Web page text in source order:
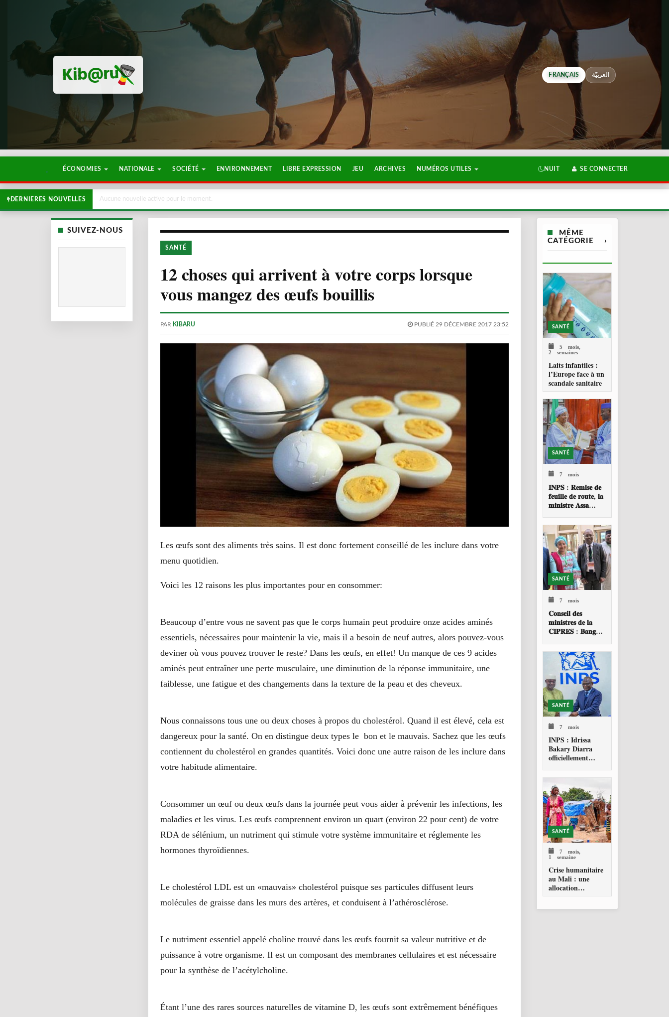
FRANÇAIS العربيّة
ÉCONOMIES NATIONALE SOCIÉTÉ ENVIRONNEMENT LIBRE EXPRESSION JEU ARCHIVES NUMÉROS UTILES NUIT SE CONNECTER
DERNIERES NOUVELLES Aucune nouvelle active pour le moment.
SUIVEZ-NOUS
SANTÉ
12 choses qui arrivent à votre corps lorsque
vous mangez des œufs bouillis
PAR KIBARU PUBLIÉ 29 DÉCEMBRE 2017 23:52
Les œufs sont des aliments très sains. Il est donc fortement conseillé de les inclure dans votre
menu quotidien.
Voici les 12 raisons les plus importantes pour en consommer:
Beaucoup d’entre vous ne savent pas que le corps humain peut produire onze acides aminés
essentiels, nécessaires pour maintenir la vie, mais il a besoin de neuf autres, alors pouvez-vous
deviner où vous pouvez trouver le reste? Dans les œufs, en effet! Un manque de ces 9 acides
aminés peut entraîner une perte musculaire, une diminution de la réponse immunitaire, une
faiblesse, une fatigue et des changements dans la texture de la peau et des cheveux.
Nous connaissons tous une ou deux choses à propos du cholestérol. Quand il est élevé, cela est
dangereux pour la santé. On en distingue deux types le bon et le mauvais. Sachez que les œufs
contiennent du cholestérol en grandes quantités. Voici donc une autre raison de les inclure dans
votre habitude alimentaire.
Consommer un œuf ou deux œufs dans la journée peut vous aider à prévenir les infections, les
maladies et les virus. Les œufs comprennent environ un quart (environ 22 pour cent) de votre
RDA de sélénium, un nutriment qui stimule votre système immunitaire et réglemente les
hormones thyroïdiennes.
Le cholestérol LDL est un «mauvais» cholestérol puisque ses particules diffusent leurs
molécules de graisse dans les murs des artères, et conduisent à l’athérosclérose.
Le nutriment essentiel appelé choline trouvé dans les œufs fournit sa valeur nutritive et de
puissance à votre organisme. Il est un composant des membranes cellulaires et est nécessaire
pour la synthèse de l’acétylcholine.
Étant l’une des rares sources naturelles de vitamine D, les œufs sont extrêmement bénéfiques
MÊME
CATÉGORIE
›
SANTÉ
5 mois,
2 semaines
Laits infantiles :
l’Europe face à un
scandale sanitaire
SANTÉ
7 mois
𝐈𝐍𝐏𝐒 : 𝐑𝐞𝐦𝐢𝐬𝐞 𝐝𝐞
𝐟𝐞𝐮𝐢𝐥𝐥𝐞 𝐝𝐞 𝐫𝐨𝐮𝐭𝐞, 𝐥𝐚
𝐦𝐢𝐧𝐢𝐬𝐭𝐫𝐞 𝐀𝐬𝐬𝐚
𝐚𝐩𝐩𝐞𝐥𝐥𝐞 à 𝐮𝐧𝐞
𝐫𝐞𝐬𝐭𝐫𝐮𝐜𝐭𝐮𝐫𝐚𝐭𝐢𝐨𝐧
𝐩𝐫𝐨𝐟𝐨𝐧𝐝𝐞 𝐝𝐞 𝐥
SANTÉ
7 mois
𝐂𝐨𝐧𝐬𝐞𝐢𝐥 𝐝𝐞𝐬
𝐦𝐢𝐧𝐢𝐬𝐭𝐫𝐞𝐬 𝐝𝐞 𝐥𝐚
𝐂𝐈𝐏𝐑𝐄𝐒 : 𝐁𝐚𝐧𝐠𝐮𝐢
𝐬𝐞𝐬𝐬𝐢𝐨𝐧 𝐨𝐫𝐝𝐢𝐧𝐚𝐢𝐫𝐞
SANTÉ
7 mois
INPS : Idrissa
Bakary Diarra
officiellement
général
SANTÉ
7 mois,
1 semaine
Crise humanitaire
au Mali : une
allocation
d’urgence pour